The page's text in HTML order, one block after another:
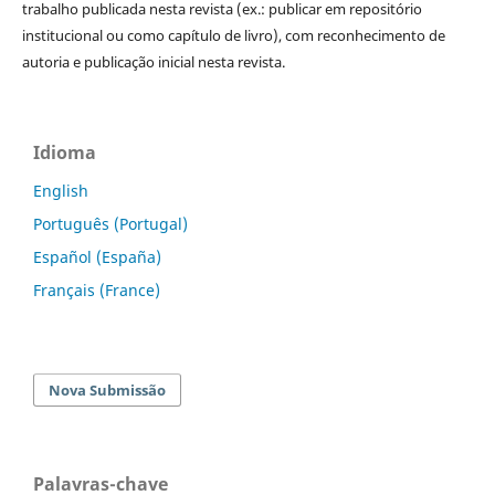
trabalho publicada nesta revista (ex.: publicar em repositório
institucional ou como capítulo de livro), com reconhecimento de
autoria e publicação inicial nesta revista.
Idioma
English
Português (Portugal)
Español (España)
Français (France)
Nova Submissão
Palavras-chave